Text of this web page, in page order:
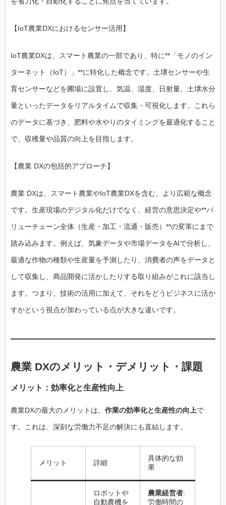
【IoT農業DXにおけるセンサー活用】
IoT農業DXは、スマート農業の一部であり、特に**「モノのイン
ターネット（IoT）」**に特化した概念です。土壌センサーや生
育センサーなどを圃場に設置し、気温、湿度、日射量、土壌水分
量といったデータをリアルタイムで収集・可視化します。これら
のデータに基づき、肥料や水やりのタイミングを最適化すること
で、収穫量や品質の向上を目指します。
【農業 DXの包括的アプローチ】
農業 DXは、スマート農業やIoT農業DXを含む、より広範な概念
です。生産現場のデジタル化だけでなく、経営の意思決定や**バ
リューチェーン全体（生産・加工・流通・販売）**の変革にまで
踏み込みます。例えば、気象データや市場データをAIで分析し、
最適な作物の種類や生産量を予測したり、消費者の声をデータと
して収集し、商品開発に活かしたりする取り組みがこれに該当し
ます。つまり、技術の活用に加えて、それをどうビジネスに活か
すかという視点が加わっている点が大きな違いです。
農業 DXのメリット・デメリット・課題
メリット：効率化と生産性向上
農業DXの最大のメリットは、 作業の効率化と生産性の向上で
す。これは、深刻な労働力不足の解決にも直結します。
メリット 詳細
具体的な効
果
ロボットや
自動農機を
農業経営者:
労働時間の